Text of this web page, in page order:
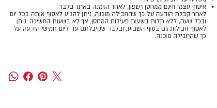
איסוף עצמי חינם ממחסן רשפון, לאחר הזמנה באתר בלבד.
​​​​​​​לאחר קבלת הודעה על כך שהחבילה מוכנה, ניתן להגיע לאסוף אותה בכל יום
ובכל שעה, ללא תלות בשעות פעילות המחסן, אך לא בשעות החשיכה. ניתן
לאסוף חבילות גם בסוף השבוע, ובלבד שקיבלתם עד ליום חמישי הודעה על
כך שהחבילה מוכנה.